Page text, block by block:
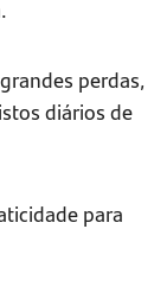
perdas,
diários de
para